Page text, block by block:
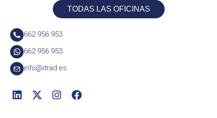
TODAS LAS OFICINAS
662 956 953
662 956 953
info@itrad.es